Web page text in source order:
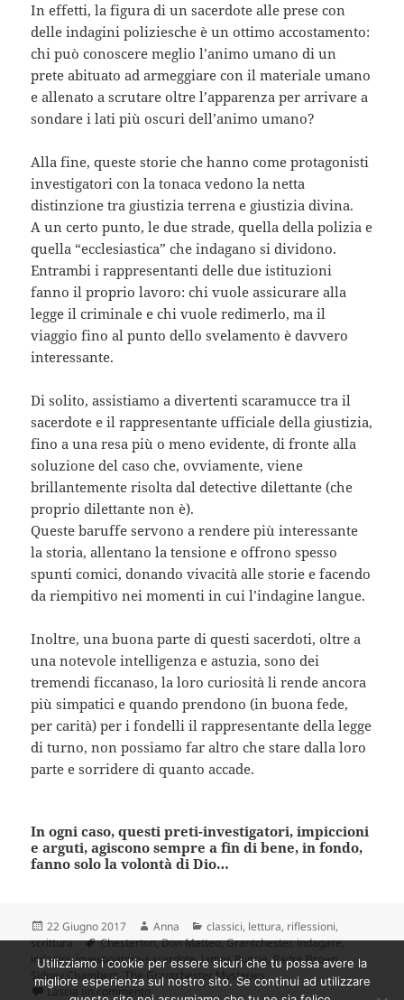
In effetti, la figura di un sacerdote alle prese con
delle indagini poliziesche è un ottimo accostamento:
chi può conoscere meglio l’animo umano di un
prete abituato ad armeggiare con il materiale umano
e allenato a scrutare oltre l’apparenza per arrivare a
sondare i lati più oscuri dell’animo umano?
Alla fine, queste storie che hanno come protagonisti
investigatori con la tonaca vedono la netta
distinzione tra giustizia terrena e giustizia divina.
A un certo punto, le due strade, quella della polizia e
quella “ecclesiastica” che indagano si dividono.
Entrambi i rappresentanti delle due istituzioni
fanno il proprio lavoro: chi vuole assicurare alla
legge il criminale e chi vuole redimerlo, ma il
viaggio fino al punto dello svelamento è davvero
interessante.
Di solito, assistiamo a divertenti scaramucce tra il
sacerdote e il rappresentante ufficiale della giustizia,
fino a una resa più o meno evidente, di fronte alla
soluzione del caso che, ovviamente, viene
brillantemente risolta dal detective dilettante (che
proprio dilettante non è).
Queste baruffe servono a rendere più interessante
la storia, allentano la tensione e offrono spesso
spunti comici, donando vivacità alle storie e facendo
da riempitivo nei momenti in cui l’indagine langue.
Inoltre, una buona parte di questi sacerdoti, oltre a
una notevole intelligenza e astuzia, sono dei
tremendi ficcanaso, la loro curiosità li rende ancora
più simpatici e quando prendono (in buona fede,
per carità) per i fondelli il rappresentante della legge
di turno, non possiamo far altro che stare dalla loro
parte e sorridere di quanto accade.
In ogni caso, questi preti-investigatori, impiccioni
e arguti, agiscono sempre a fin di bene, in fondo,
fanno solo la volontà di Dio…
Scritto
il
22 Giugno 2017 Autore
Anna Categorie
classici, lettura, riflessioni,
scrittura
Tag
Chesterton,Don Matteo,Grantchester,indagare,
indagini,investigatore-sacerdote,James Runcie,Padre Brown,
Sidney Chambers The Grantchester Mysteries
Lascia un commentosu Indagare? Un’opera di fede. Singolari figure di
Utilizziamo i cookie per essere sicuri che tu possa avere la
migliore esperienza sul nostro sito. Se continui ad utilizzare